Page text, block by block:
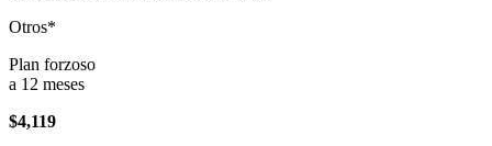
Otros*
Plan forzoso
a 12 meses
$4,119